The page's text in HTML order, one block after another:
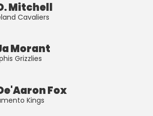
Mitchell
Cavaliers
Morant
Grizzlies
Fox
Kings